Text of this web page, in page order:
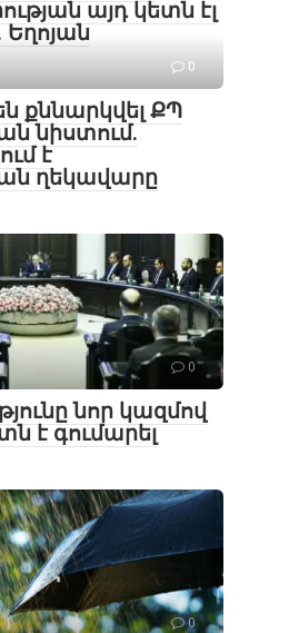
այդ կետն էլ
Եղոյան
0
քննարկվել ՔՊ
նիստում․
է
ղեկավարը
0
նոր կազմով
է գումարել
0